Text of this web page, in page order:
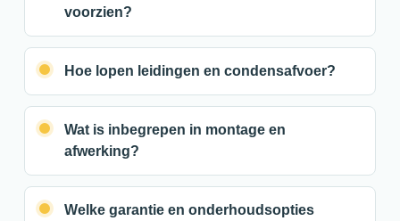
voorzien?
Hoe lopen leidingen en condensafvoer?
Wat is inbegrepen in montage en
afwerking?
Welke garantie en onderhoudsopties